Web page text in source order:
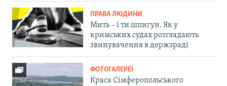
ПРАВА ЛЮДИНИ
Мить – і ти шпигун. Як у
кримських судах розглядають
звинувачення в держзраді
ФОТОГАЛЕРЕЇ
Краса Сімферопольського